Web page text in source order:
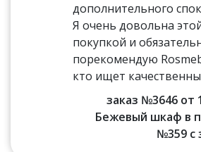
дополнительного
Я очень довольна
покупкой и
порекомендую
кто ищет
заказ №3646 от
Бежевый шкаф в
№359 с